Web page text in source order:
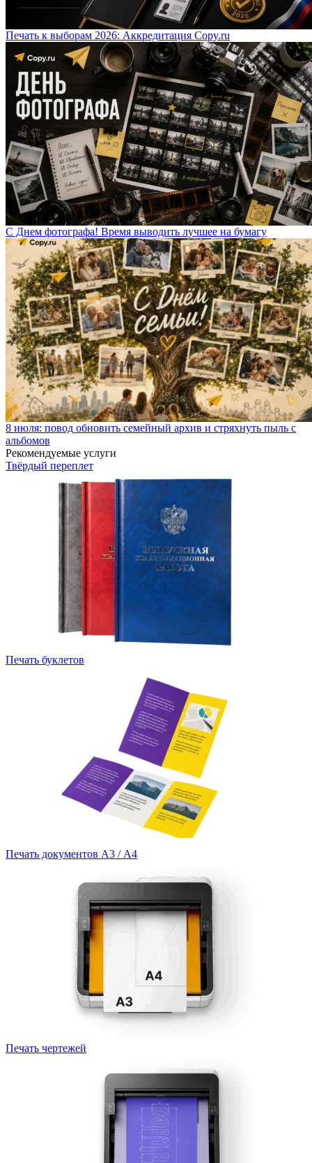
Печать к выборам 2026: Аккредитация Copy.ru
С Днем фотографа! Время выводить лучшее на бумагу
8 июля: повод обновить семейный архив и стряхнуть пыль с
альбомов
Рекомендуемые услуги
Твёрдый переплет
Печать буклетов
Печать документов А3 / А4
Печать чертежей